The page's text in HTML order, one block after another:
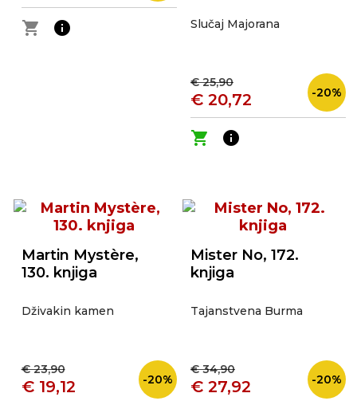
shopping_cart info Slučaj Majorana
€ 25,90
€ 20,72 -20%
shopping_cart info
Martin Mystère,
130. knjiga
Dživakin kamen
€ 23,90
€ 19,12 -20%
Mister No, 172.
knjiga
Tajanstvena Burma
€ 34,90
€ 27,92 -20%